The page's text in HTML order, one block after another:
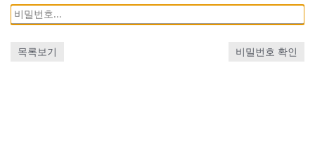
목록보기 비밀번호 확인